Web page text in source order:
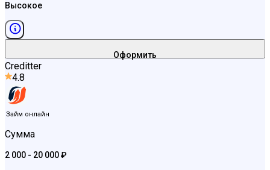
Высокое
Оформить
Creditter
4.8
Займ онлайн
Сумма
2 000 - 20 000 ₽